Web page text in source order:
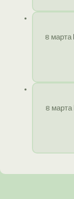
8 марта
8 марта